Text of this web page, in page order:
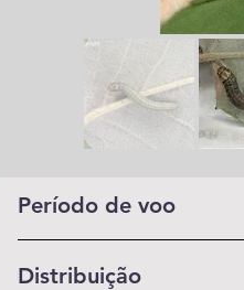
Período de voo
Distribuição